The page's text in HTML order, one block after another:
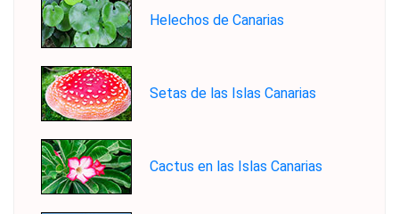
Helechos de Canarias
Setas de las Islas Canarias
Cactus en las Islas Canarias